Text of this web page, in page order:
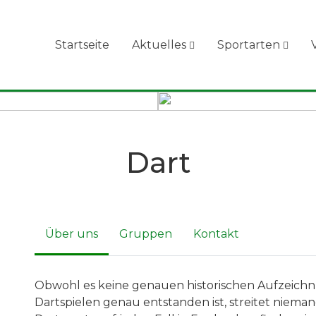
Startseite Aktuelles Sportarten
Dart
Über uns Gruppen Kontakt
Obwohl es keine genauen historischen
Dartspielen genau entstanden ist, streitet